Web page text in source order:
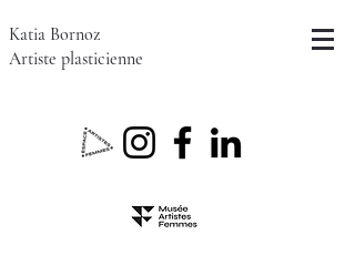
Katia Bornoz
Artiste plasticienne